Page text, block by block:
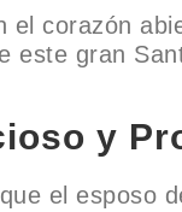
el corazón
este gran
y
el esposo